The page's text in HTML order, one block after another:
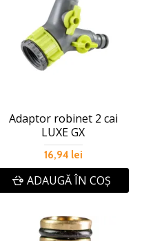
Adaptor robinet 2 cai
LUXE GX
16,94 lei
ADAUGĂ ÎN COŞ